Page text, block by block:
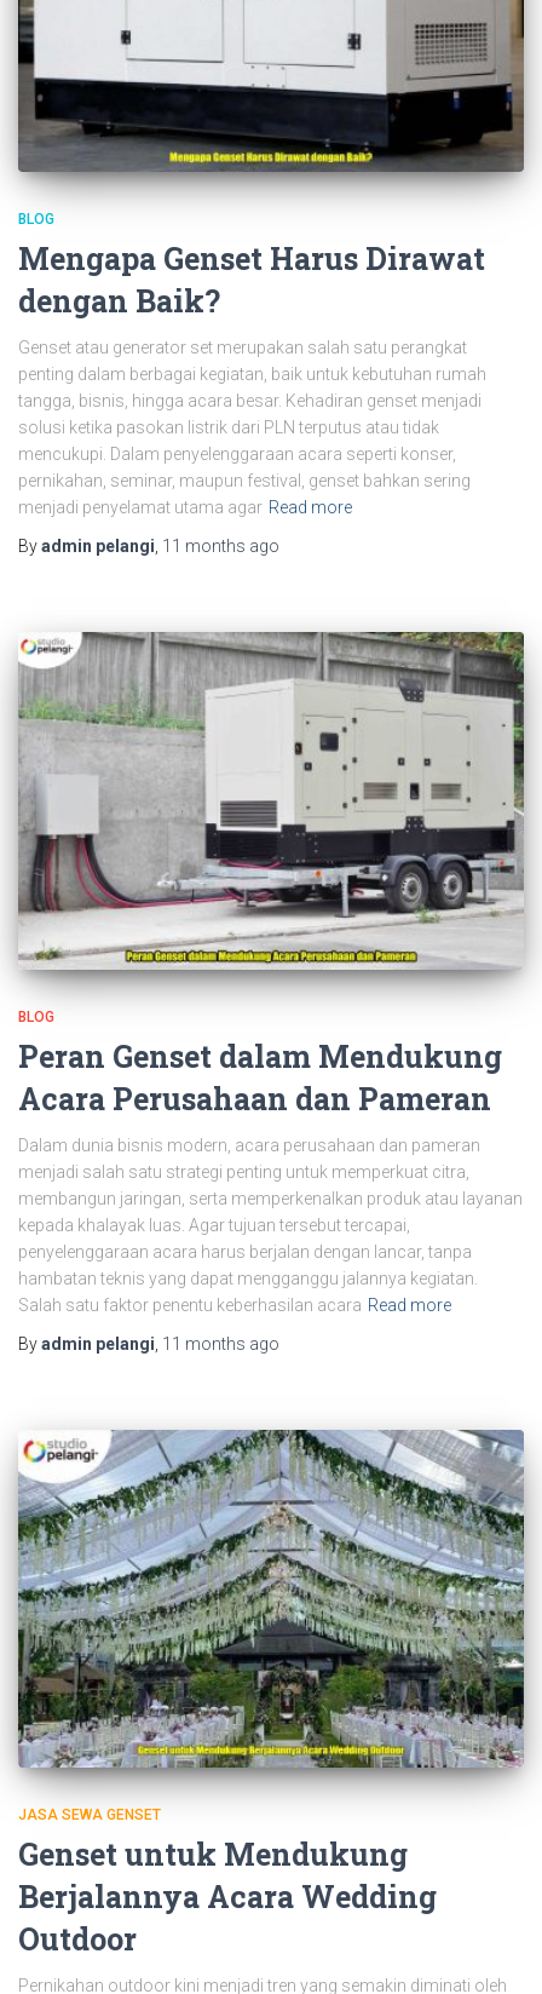
BLOG
Mengapa Genset Harus Dirawat
dengan Baik?
Genset atau generator set merupakan salah satu perangkat
penting dalam berbagai kegiatan, baik untuk kebutuhan rumah
tangga, bisnis, hingga acara besar. Kehadiran genset menjadi
solusi ketika pasokan listrik dari PLN terputus atau tidak
mencukupi. Dalam penyelenggaraan acara seperti konser,
pernikahan, seminar, maupun festival, genset bahkan sering
menjadi penyelamat utama agar Read more
Byadmin pelangi, 11 months ago
BLOG
Peran Genset dalam Mendukung
Acara Perusahaan dan Pameran
Dalam dunia bisnis modern, acara perusahaan dan pameran
menjadi salah satu strategi penting untuk memperkuat citra,
membangun jaringan, serta memperkenalkan produk atau layanan
kepada khalayak luas. Agar tujuan tersebut tercapai,
penyelenggaraan acara harus berjalan dengan lancar, tanpa
hambatan teknis yang dapat mengganggu jalannya kegiatan.
Salah satu faktor penentu keberhasilan acara Read more
Byadmin pelangi 11 months ago
JASA SEWA GENSET
Genset untuk Mendukung
Berjalannya Acara Wedding
Outdoor
Pernikahan outdoor kini menjadi tren yang semakin diminati oleh